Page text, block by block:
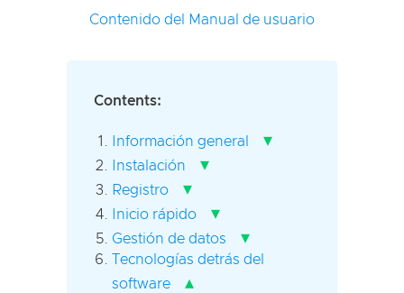
Contenido del Manual de usuario
Contents:
Información general ▾
Instalación ▾
Registro ▾
Inicio rápido ▾
Gestión de datos ▾
Tecnologías detrás del
software
▴